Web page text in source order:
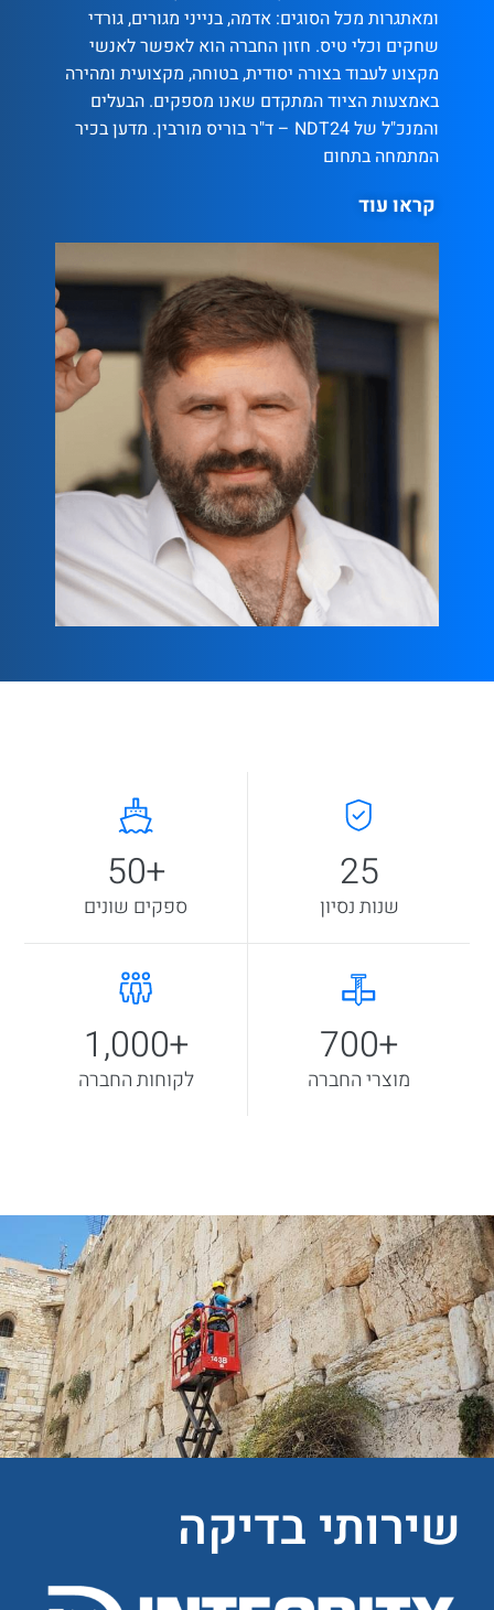
ומאתגרות מכל הסוגים: אדמה, בנייני מגורים, גורדי
שחקים וכלי טיס. חזון החברה הוא לאפשר לאנשי
מקצוע לעבוד בצורה יסודית, בטוחה, מקצועית ומהירה
באמצעות הציוד המתקדם שאנו מספקים. הבעלים
והמנכ"ל של NDT24 – ד"ר בוריס מורבין. מדען בכיר
המתמחה בתחום
קראו עוד
שנות נסיון
25
ספקים שונים
+
50
מוצרי החברה
+
700
לקוחות החברה
+
1,000
שירותי בדיקה